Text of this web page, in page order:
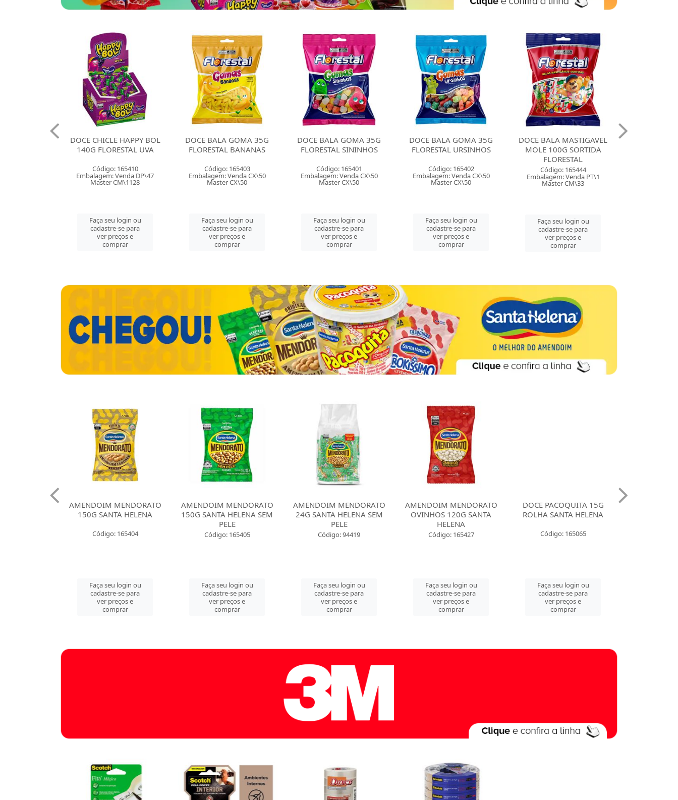
HAPPY BOL
DOCE BALA GOMA 35G
FLORESTAL BANANAS
Código: 165403
Embalagem: Venda CX\50
Master CX\50
Faça seu login ou
cadastre-se para
ver preços e
comprar
DOCE BALA GOMA 35G
FLORESTAL SININHOS
Código: 165401
Embalagem: Venda CX\50
Master CX\50
Faça seu login ou
cadastre-se para
ver preços e
comprar
DOCE BALA GOMA 35G
FLORESTAL URSINHOS
Código: 165402
Embalagem: Venda CX\50
Master CX\50
Faça seu login ou
cadastre-se para
ver preços e
comprar
DOCE BALA MASTIGAVEL
MOLE 100G SORTIDA
Código: 165444
Embalagem: Venda PT\1
Master CM\33
Faça seu login ou
cadastre-se para
ver preços e
comprar
DOCE BALA MASTIGAVEL
ZOLLE 100G FRAMBOESA
FLORESTAL
Código: 165443
Embalagem: Venda PT\1
Master CM\33
Faça seu login ou
cadastre-se para
ver preços e
comprar
AMENDOIM MENDORATO
150G SANTA HELENA
Código: 165404
Faça seu login ou
cadastre-se para
ver preços e
comprar
AMENDOIM MENDORATO
150G SANTA HELENA SEM
PELE
Código: 165405
Faça seu login ou
cadastre-se para
ver preços e
comprar
AMENDOIM MENDORATO
24G SANTA HELENA SEM
PELE
Código: 94419
Faça seu login ou
cadastre-se para
ver preços e
comprar
AMENDOIM MENDORATO
OVINHOS 120G SANTA
HELENA
Código: 165427
Faça seu login ou
cadastre-se para
ver preços e
comprar
DOCE PACOQUITA 15G
ROLHA SANTA HELENA
Código: 165065
Faça seu login ou
cadastre-se para
ver preços e
comprar